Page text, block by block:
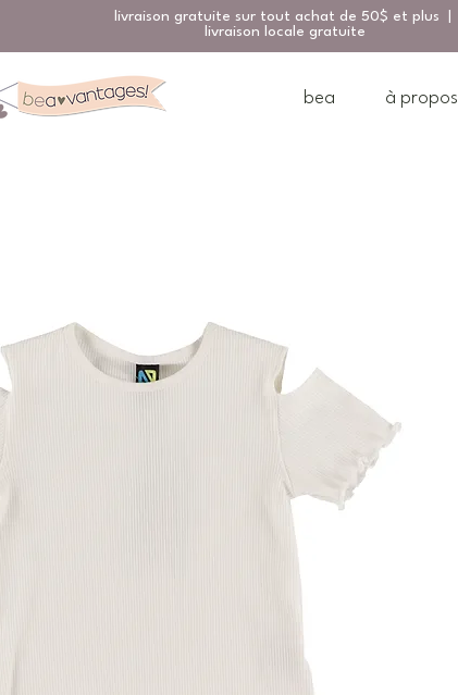
livraison gratuite sur tout achat de 50$ et plus |
livraison locale gratuite
bea à propos